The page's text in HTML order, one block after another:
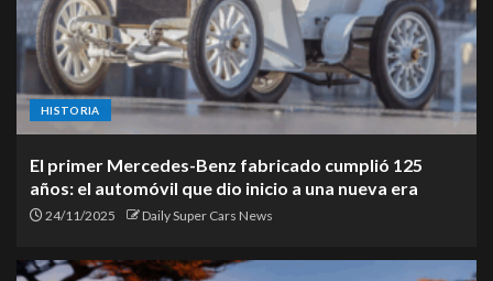
HISTORIA
El primer Mercedes-Benz fabricado cumplió 125
años: el automóvil que dio inicio a una nueva era
24/11/2025 Daily Super Cars News